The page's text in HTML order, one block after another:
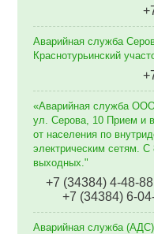
Аварийная служба
Краснотурьинский
«Аварийная служба
ул. Серова, 10 Прием и
от населения по
электрическим сетям.
выходных."
+7 (34384) 4-48-
+7 (34384) 6-
Аварийная служба